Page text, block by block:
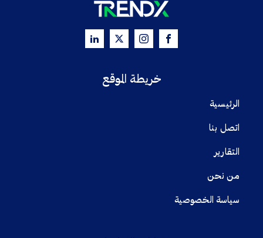
خريطة الموقع
الرئيسية
اتصل بنا
التقارير
من نحن
سياسة الخصوصية